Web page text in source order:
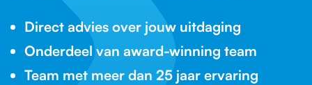
Direct advies over jouw uitdaging
Onderdeel van award-winning team
Team met meer dan 25 jaar ervaring